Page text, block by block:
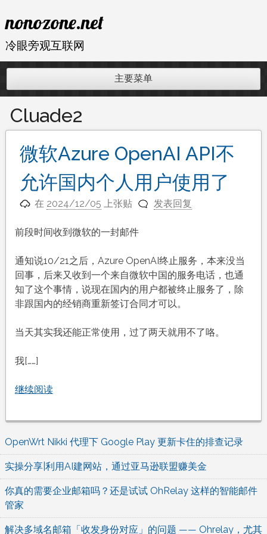
至
内
nonozone.net
冷眼旁观互联网
主要菜单
Cluade2
微软Azure OpenAI API不
允许国内个人用户使用了
在 2024/12/05 上张贴 发表回复
前段时间收到微软的一封邮件
通知说10/21之后，Azure OpenAI终止服务，本来没当
回事，后来又收到一个来自微软中国的服务电话，也通
知了这个事情，说现在国内的用户都被终止服务了，除
非跟国内的经销商重新签订合同才可以。
当天其实我还能正常使用，过了两天就用不了咯。
我[……]
继续阅读
OpenWrt Nikki 代理下 Google Play 更新卡住的排查记录
实操分享|利用AI建网站，通过亚马逊联盟赚美金
你真的需要企业邮箱吗？还是试试 OhRelay 这样的智能邮件
管家
解决多域名邮箱「收发身份对应」的问题 —— Ohrelay，尤其